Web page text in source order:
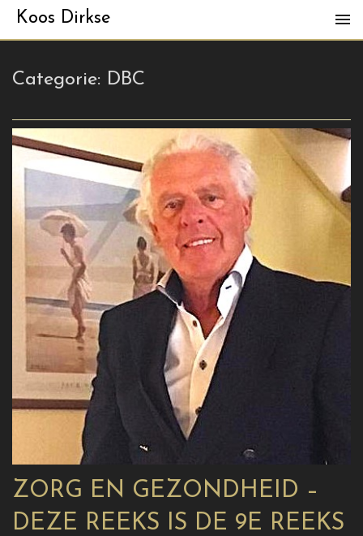
Koos Dirkse
Categorie: DBC
ZORG EN GEZONDHEID –
DEZE REEKS IS DE 9E REEKS